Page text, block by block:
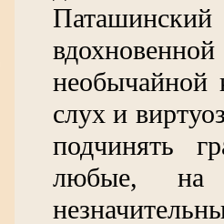
необычайной
слух и
подчинять
любые, на